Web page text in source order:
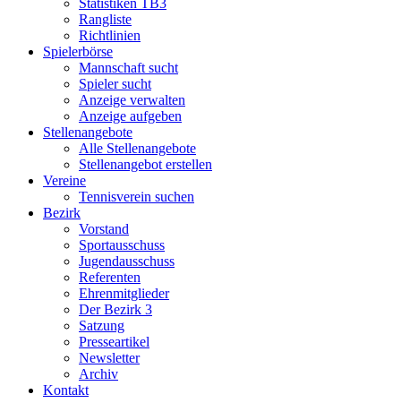
Statistiken TB3
Rangliste
Richtlinien
Spielerbörse
Mannschaft sucht
Spieler sucht
Anzeige verwalten
Anzeige aufgeben
Stellenangebote
Alle Stellenangebote
Stellenangebot erstellen
Vereine
Tennisverein suchen
Bezirk
Vorstand
Sportausschuss
Jugendausschuss
Referenten
Ehrenmitglieder
Der Bezirk 3
Satzung
Presseartikel
Newsletter
Archiv
Kontakt